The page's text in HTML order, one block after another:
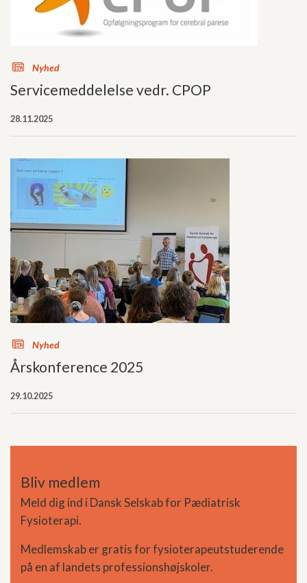
s Nyhed
Servicemeddelelse vedr. CPOP
28.11.2025
s Nyhed
Årskonference 2025
29.10.2025
Bliv medlem
Meld dig ind i Dansk Selskab for Pædiatrisk
Fysioterapi.
Medlemskab er gratis for fysioterapeutstuderende
på en af landets professionshøjskoler.